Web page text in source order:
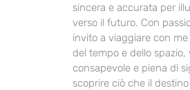
sincera e accurata per
verso il futuro. Con
invito a viaggiare con
del tempo e dello
consapevole e piena di
scoprire ciò che il